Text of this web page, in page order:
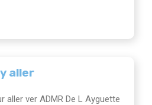
aller
aller ver ADMR De L Ayguette